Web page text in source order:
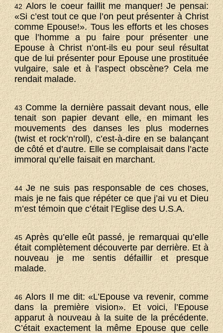
42Alors le coeur faillit me manquer! Je pensai:
«Si c’est tout ce que l’on peut présenter à Christ
comme Epouse!». Tous les efforts et les choses
que l’homme a pu faire pour présenter une
Epouse à Christ n’ont-ils eu pour seul résultat
que de lui présenter pour Epouse une prostituée
vulgaire, sale et à l’aspect obscène? Cela me
rendait malade.
43Comme la dernière passait devant nous, elle
tenait son papier devant elle, en mimant les
mouvements des danses les plus modernes
(twist et rock’n’roll), c’est-à-dire en se balançant
de côté et d’autre. Elle se complaisait dans l’acte
immoral qu’elle faisait en marchant.
44Je ne suis pas responsable de ces choses,
mais je ne fais que répéter ce que j’ai vu et Dieu
m’est témoin que c’était l’Eglise des U.S.A.
45Après qu’elle eût passé, je remarquai qu’elle
était complètement découverte par derrière. Et à
nouveau je me sentis défaillir et presque
malade.
46Alors Il me dit: «L’Epouse va revenir, comme
dans la première vision». Et voici, l’Epouse
apparut à nouveau à la suite de la précédente.
C’était exactement la même Epouse que celle